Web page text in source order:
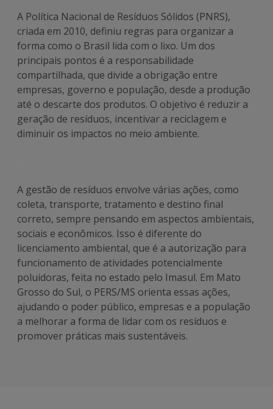
A Política Nacional de Resíduos Sólidos (PNRS),
criada em 2010, definiu regras para organizar a
forma como o Brasil lida com o lixo. Um dos
principais pontos é a responsabilidade
compartilhada, que divide a obrigação entre
empresas, governo e população, desde a produção
até o descarte dos produtos. O objetivo é reduzir a
geração de resíduos, incentivar a reciclagem e
diminuir os impactos no meio ambiente.
A gestão de resíduos envolve várias ações, como
coleta, transporte, tratamento e destino final
correto, sempre pensando em aspectos ambientais,
sociais e econômicos. Isso é diferente do
licenciamento ambiental, que é a autorização para
funcionamento de atividades potencialmente
poluidoras, feita no estado pelo Imasul. Em Mato
Grosso do Sul, o PERS/MS orienta essas ações,
ajudando o poder público, empresas e a população
a melhorar a forma de lidar com os resíduos e
promover práticas mais sustentáveis.